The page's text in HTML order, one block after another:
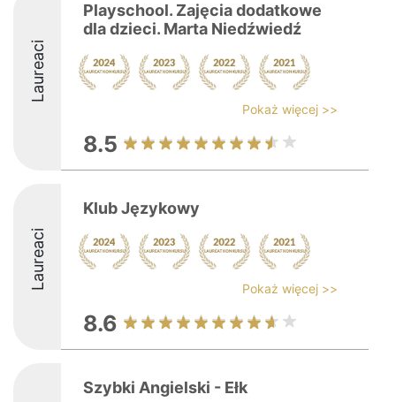
Laureaci
Playschool. Zajęcia dodatkowe
dla dzieci. Marta Niedźwiedź
Pokaż więcej >>
8.5
Laureaci
Klub Językowy
Pokaż więcej >>
8.6
Szybki Angielski - Ełk